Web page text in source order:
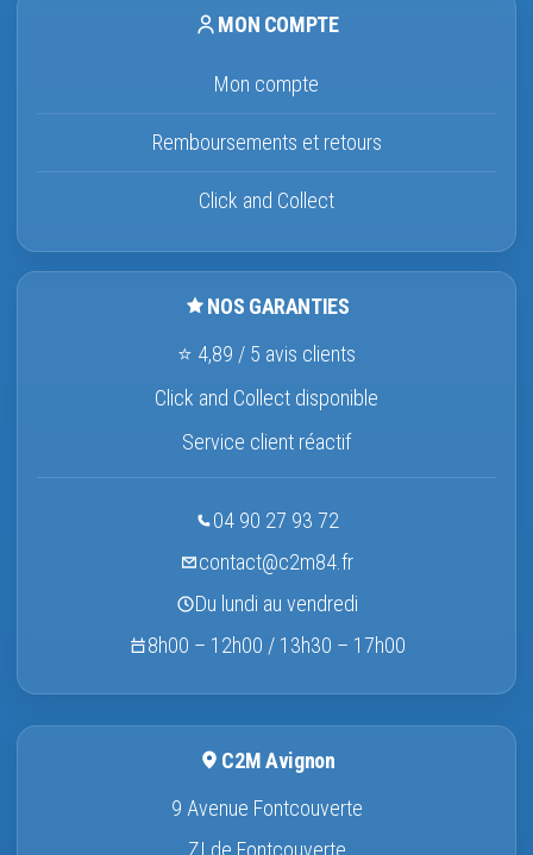
MON COMPTE
Mon compte
Remboursements et retours
Click and Collect
NOS GARANTIES
⭐ 4,89 / 5 avis clients
Click and Collect disponible
Service client réactif
04 90 27 93 72
contact@c2m84.fr
Du lundi au vendredi
8h00 – 12h00 / 13h30 – 17h00
C2M Avignon
9 Avenue Fontcouverte
ZI de Fontcouverte